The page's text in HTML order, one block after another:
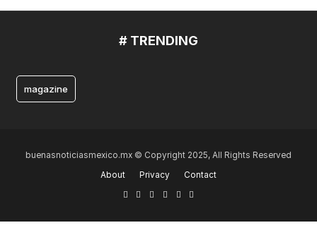
# TRENDING
magazine
buenasnoticiasmexico.mx © Copyright 2025, All Rights Reserved
About
Privacy Contact